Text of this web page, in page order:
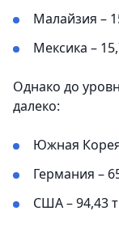
Малайзия –
Мексика –
Однако до
далеко:
Южная Корея
Германия –
США – 94,43